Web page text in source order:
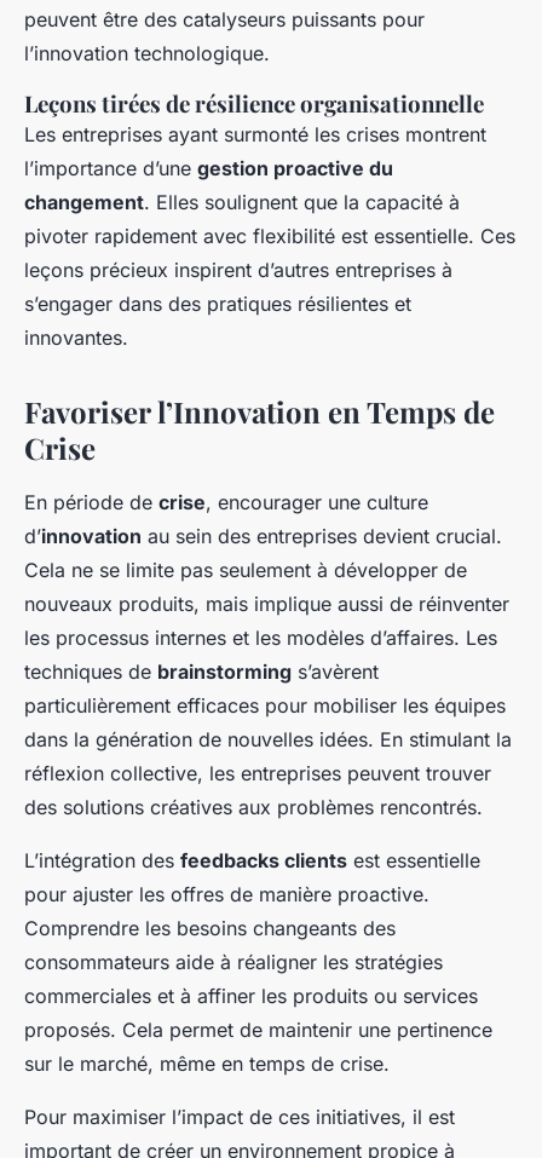
peuvent être des catalyseurs puissants pour
l’innovation technologique.
Leçons tirées de résilience organisationnelle
Les entreprises ayant surmonté les crises montrent
l’importance d’une gestion proactive du
changement. Elles soulignent que la capacité à
pivoter rapidement avec flexibilité est essentielle. Ces
leçons précieux inspirent d’autres entreprises à
s’engager dans des pratiques résilientes et
innovantes.
Favoriser l’Innovation en Temps de
Crise
En période de crise, encourager une culture
d’innovation au sein des entreprises devient crucial.
Cela ne se limite pas seulement à développer de
nouveaux produits, mais implique aussi de réinventer
les processus internes et les modèles d’affaires. Les
techniques de brainstorming s’avèrent
particulièrement efficaces pour mobiliser les équipes
dans la génération de nouvelles idées. En stimulant la
réflexion collective, les entreprises peuvent trouver
des solutions créatives aux problèmes rencontrés.
L’intégration des feedbacks clients est essentielle
pour ajuster les offres de manière proactive.
Comprendre les besoins changeants des
consommateurs aide à réaligner les stratégies
commerciales et à affiner les produits ou services
proposés. Cela permet de maintenir une pertinence
sur le marché, même en temps de crise.
Pour maximiser l’impact de ces initiatives, il est
important de créer un environnement propice à